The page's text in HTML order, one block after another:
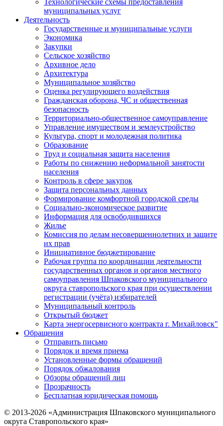
Технологические схемы предоставления
муниципальных услуг
Деятельность
Государственные и муниципальные услуги
Экономика
Закупки
Сельское хозяйство
Архивное дело
Архитектура
Муниципальное хозяйство
Оценка регулирующего воздействия
Гражданская оборона, ЧС и общественная
безопасность
Территориально-общественное самоуправление
Управление имуществом и землеустройство
Культура, спорт и молодежная политика
Образование
Труд и социальная защита населения
Работы по снижению неформальной занятости
населения
Контроль в сфере закупок
Защита персональных данных
Формирование комфортной городской среды
Социально-экономическое развитие
Информация для освободившихся
Жилье
Комиссия по делам несовершеннолетних и защите
их прав
Инициативное бюджетирование
Рабочая группа по координации деятельности
государственных органов и органов местного
самоуправления Шпаковского муниципального
округа ставропольского края при осуществлении
регистрации (учёта) избирателей
Муниципальный контроль
Открытый бюджет
Карта энергосервисного контракта г. Михайловск"
Обращения
Отправить письмо
Порядок и время приема
Установленные формы обращений
Порядок обжалования
Обзоры обращений лиц
Прозрачность
Бесплатная юридическая помощь
© 2013-2026 «Администрация Шпаковского муниципального
округа Ставропольского края»